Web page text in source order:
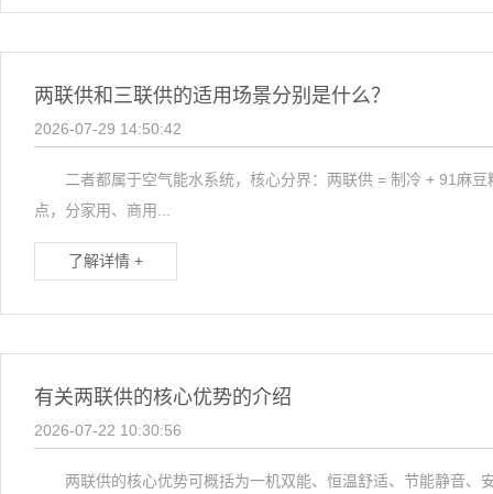
两联供和三联供的适用场景分别是什么？
2026-07-29 14:50:42
二者都属于空气能水系统，核心分界：两联供 = 制冷 + 91麻豆
点，分家用、商用...
了解详情 +
有关两联供的核心优势的介绍
2026-07-22 10:30:56
两联供的核心优势可概括为一机双能、恒温舒适、节能静音、